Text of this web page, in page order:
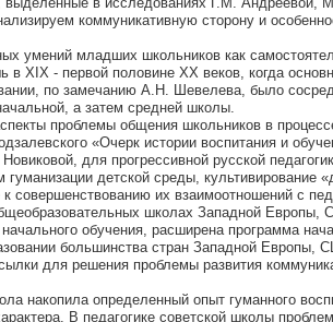
коммуникативную сторону и
умений младших школьников как
в XIX - первой половине XX веков, когда
по замечанию А.Н. Шевелева, было
а затем средней школы.
проблемы общения школьников в
«Очерк истории воспитания и
для прогрессивной русской
детской среды, культивирование
совершенствованию их взаимоотношений с
школах Западной
обучения, расширена программа
большинства стран Западной Европы,
для решения проблемы развития
накопила определенный опыт гуманного
В педагогике советской школы